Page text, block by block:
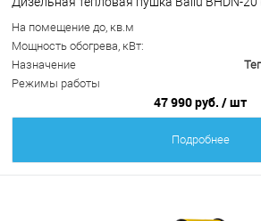
На помещение до, кв.м
Мощность обогрева, кВт:
Назначение
Режимы работы
47 990 руб. / шт
Подробнее